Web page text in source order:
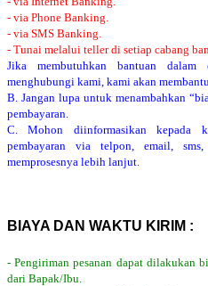
- via Phone Banking.
- via SMS Banking.
- Tunai melalui teller di setiap cabang
Jika membutuhkan bantuan dalam
menghubungi kami, kami akan
B. Jangan lupa untuk menambahkan
pembayaran.
C. Mohon diinformasikan kepada
pembayaran via telpon, email,
memprosesnya lebih lanjut.
BIAYA DAN WAKTU KIRIM :
- Pengiriman pesanan dapat dilakukan
dari Bapak/Ibu.